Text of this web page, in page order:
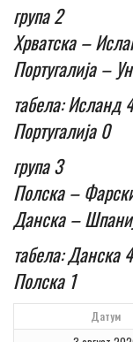
група 2
Хрватска –
Португалија –
табела: Исланд
Португалија 0
група 3
Полска –
Данска –
табела: Данска
Полска 1
Датум